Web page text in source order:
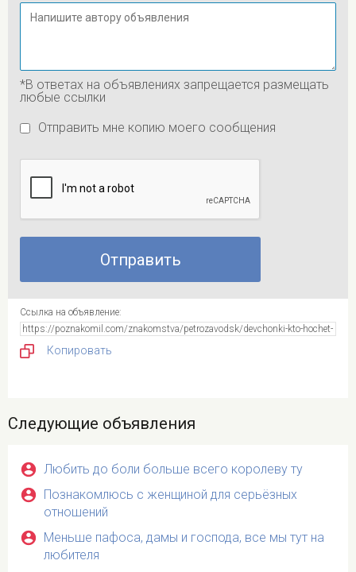
*В ответах на объявлениях запрещается размещать
любые ссылки
Отправить мне копию моего сообщения
Ссылка на объявление:
Копировать
Следующие объявления
Любить до боли больше всего королеву ту
Познакомлюсь с женщиной для серьёзных
отношений
Меньше пафоса, дамы и господа, все мы тут на
любителя